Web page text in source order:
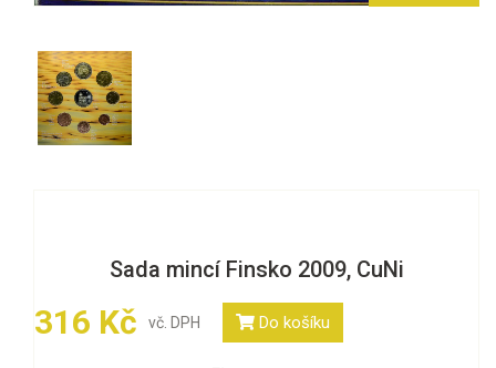
Sada mincí Finsko 2009, CuNi
316 Kč vč. DPH Do košíku